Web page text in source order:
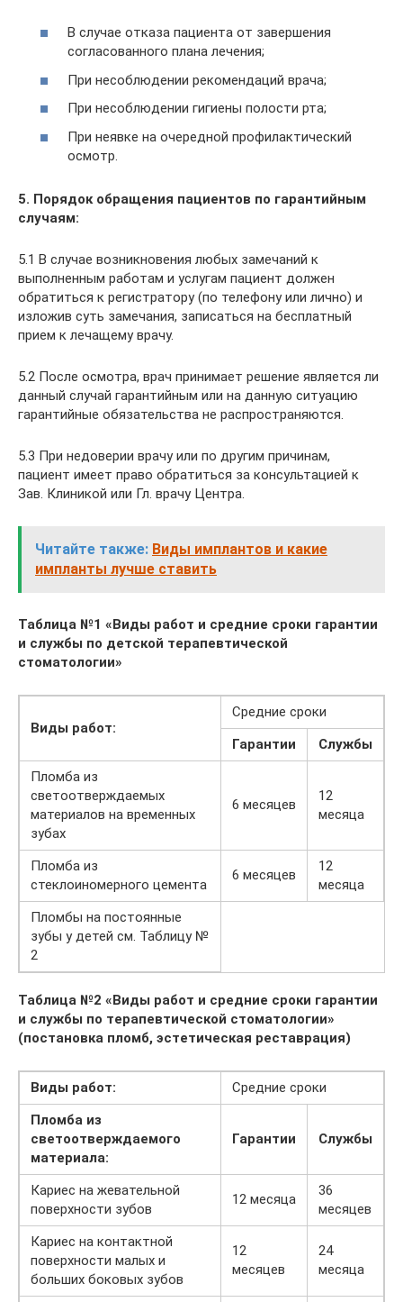
В случае отказа пациента от завершения
согласованного плана лечения;
При несоблюдении рекомендаций врача;
При несоблюдении гигиены полости рта;
При неявке на очередной профилактический
осмотр.
5. Порядок обращения пациентов по гарантийным
случаям:
5.1 В случае возникновения любых замечаний к
выполненным работам и услугам пациент должен
обратиться к регистратору (по телефону или лично) и
изложив суть замечания, записаться на бесплатный
прием к лечащему врачу.
5.2 После осмотра, врач принимает решение является ли
данный случай гарантийным или на данную ситуацию
гарантийные обязательства не распространяются.
5.3 При недоверии врачу или по другим причинам,
пациент имеет право обратиться за консультацией к
Зав. Клиникой или Гл. врачу Центра.
Читайте также: Виды имплантов и какие
импланты лучше ставить
Таблица №1 «Виды работ и средние сроки гарантии
и службы по детской терапевтической
стоматологии»
Виды работ:
Средние сроки
Гарантии
Службы
Пломба из
светоотверждаемых
материалов на временных
зубах
6 месяцев
12
месяца
Пломба из
стеклоиномерного цемента
6 месяцев
12
месяца
Пломбы на постоянные
зубы у детей см. Таблицу №
2
Таблица №2 «Виды работ и средние сроки гарантии
и службы по терапевтической стоматологии»
(постановка пломб, эстетическая реставрация)
Виды работ:
Средние сроки
Пломба из
светоотверждаемого
материала:
Гарантии Службы
Кариес на жевательной
поверхности зубов
12 месяца
36
месяцев
Кариес на контактной
поверхности малых и
больших боковых зубов
12
месяцев
24
месяца